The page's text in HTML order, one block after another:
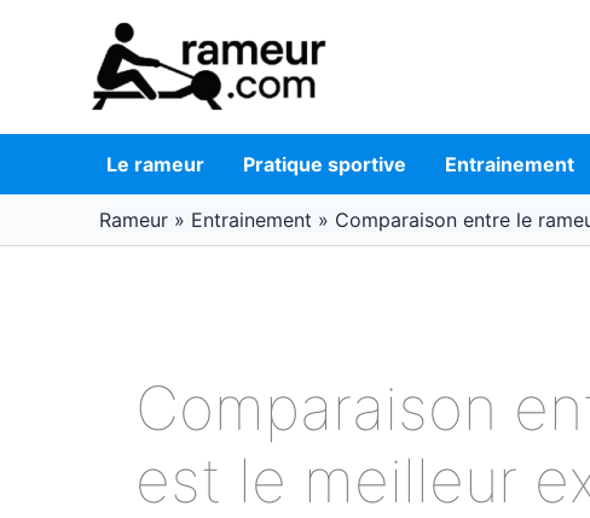
Le rameur Pratique sportive Entrainement
Rameur » Entrainement » Comparaison entre le
Comparaison
est le meilleur